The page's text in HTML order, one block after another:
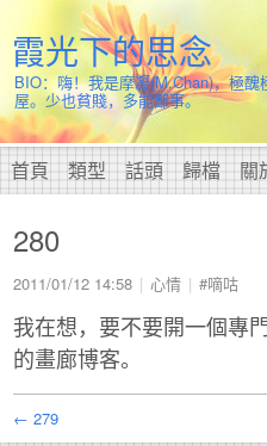
霞光下的思念
BIO：嗨！我是摩凝(M.Chan)，極
屋。少也貧賤，多能鄙事。
首頁 類型 話頭 歸檔 關
280
2011/01/12 14:58 心情 #嘀咕
我在想，要不要開一個專
的畫廊博客。
← 279